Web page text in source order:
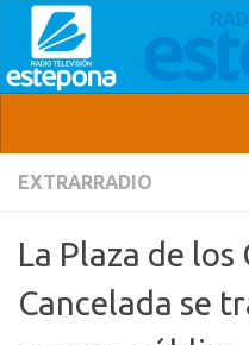
EXTRARRADIO
La Plaza de los
Cancelada se